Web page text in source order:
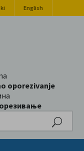
English
oporezivanje